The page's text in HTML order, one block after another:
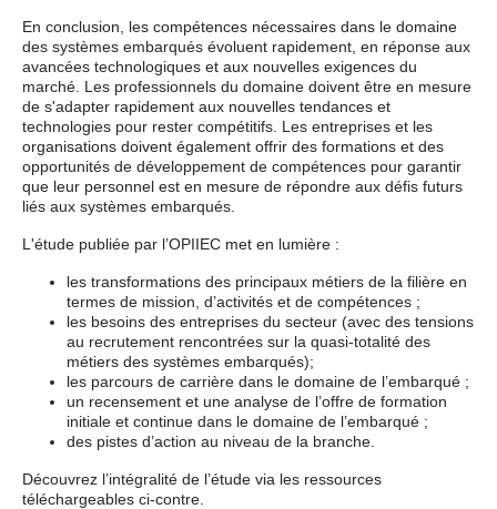
En conclusion, les compétences nécessaires dans le domaine
des systèmes embarqués évoluent rapidement, en réponse aux
avancées technologiques et aux nouvelles exigences du
marché. Les professionnels du domaine doivent être en mesure
de s'adapter rapidement aux nouvelles tendances et
technologies pour rester compétitifs. Les entreprises et les
organisations doivent également offrir des formations et des
opportunités de développement de compétences pour garantir
que leur personnel est en mesure de répondre aux défis futurs
liés aux systèmes embarqués.
L'étude publiée par l’OPIIEC met en lumière :
les transformations des principaux métiers de la filière en
termes de mission, d’activités et de compétences ;
les besoins des entreprises du secteur (avec des tensions
au recrutement rencontrées sur la quasi-totalité des
métiers des systèmes embarqués);
les parcours de carrière dans le domaine de l’embarqué ;
un recensement et une analyse de l’offre de formation
initiale et continue dans le domaine de l’embarqué ;
des pistes d’action au niveau de la branche.
Découvrez l’intégralité de l’étude via les ressources
téléchargeables ci-contre.